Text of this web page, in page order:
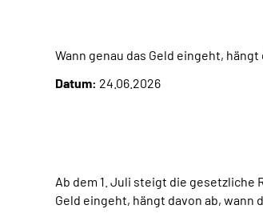
Wann genau das Geld eingeht,
Datum: 24.06.2026
Ab dem 1. Juli steigt die gesetzliche
Geld eingeht, hängt davon ab, wann